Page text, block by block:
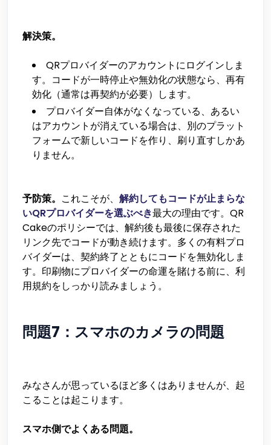
解決策。
QRプロバイダーのアカウントにログインしま
す。コードが一時停止や無効化の状態なら、再有
効化（通常は再契約が必要）します。
プロバイダー自体がなくなっている、あるい
はアカウントが消えている場合は、別のプラット
フォームで新しいコードを作り、刷り直すしかあ
りません。
予防策。 これこそが、 解約してもコードが止まらな
いQRプロバイダーを選ぶべき最大の理由です。QR
Cakeのポリシーでは、解約後も最後に保存された
リンク先でコードが動き続けます。多くの有料プロ
バイダーは、契約終了とともにコードを無効化しま
す。印刷物にプロバイダーの命運を賭ける前に、利
用規約をしっかり読みましょう。
問題7：スマホのカメラの問題
みなさんが思っているほど多くはありませんが、起
こることは起こります。
スマホ側でよくある問題。